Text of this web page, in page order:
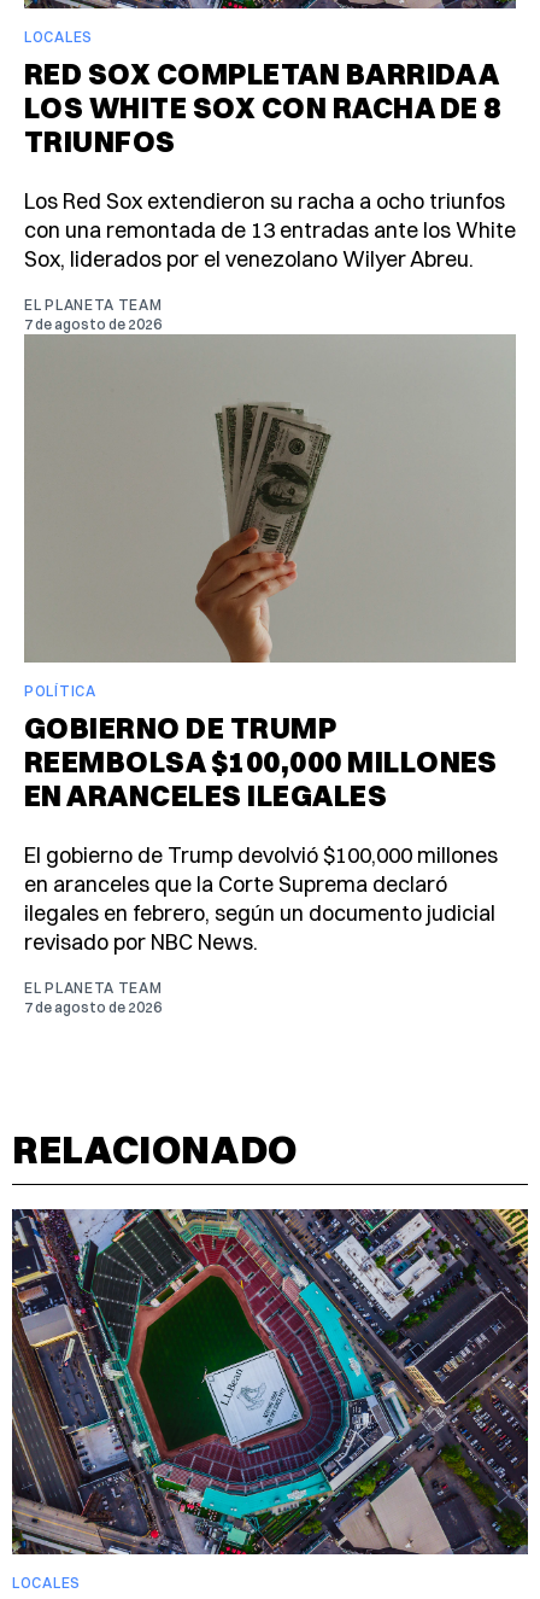
LOCALES
RED SOX COMPLETAN BARRIDA A
LOS WHITE SOX CON RACHA DE 8
TRIUNFOS
Los Red Sox extendieron su racha a ocho triunfos
con una remontada de 13 entradas ante los White
Sox, liderados por el venezolano Wilyer Abreu.
EL PLANETA TEAM
7 de agosto de 2026
POLÍTICA
GOBIERNO DE TRUMP
REEMBOLSA $100,000 MILLONES
EN ARANCELES ILEGALES
El gobierno de Trump devolvió $100,000 millones
en aranceles que la Corte Suprema declaró
ilegales en febrero, según un documento judicial
revisado por NBC News.
EL PLANETA TEAM
7 de agosto de 2026
RELACIONADO
LOCALES